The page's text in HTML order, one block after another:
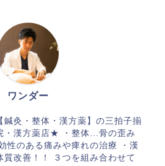
ワンダー
鍼灸・整体・漢方薬】の三拍子揃
・漢方薬店★ ・整体...骨の歪み
性のある痛みや痺れの治療 ・漢
改善！！ ３つを組み合わせて